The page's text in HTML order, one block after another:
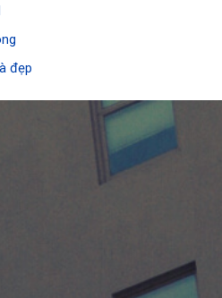
đẹp